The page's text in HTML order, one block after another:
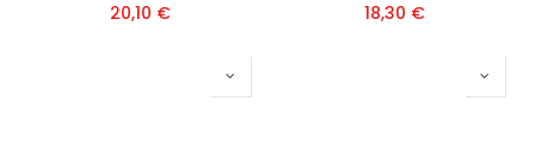
20,10 € 18,30 €